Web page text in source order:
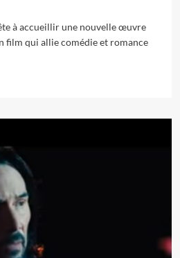
à accueillir une nouvelle œuvre
film qui allie comédie et romance